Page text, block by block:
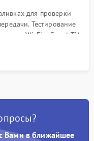
для проверки
Тестирование
Wi-Fi и Smart TV
часов.
Вами в ближайшее